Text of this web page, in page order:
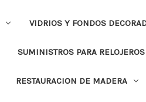
VIDRIOS Y FONDOS
SUMINISTROS PARA
RESTAURACION DE MADERA